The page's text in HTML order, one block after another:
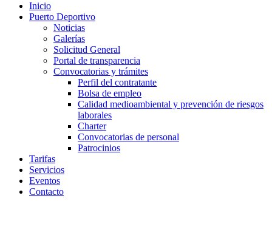
Inicio
Puerto Deportivo
Noticias
Galerías
Solicitud General
Portal de transparencia
Convocatorias y trámites
Perfil del contratante
Bolsa de empleo
Calidad medioambiental y prevención de riesgos
laborales
Charter
Convocatorias de personal
Patrocinios
Tarifas
Servicios
Eventos
Contacto